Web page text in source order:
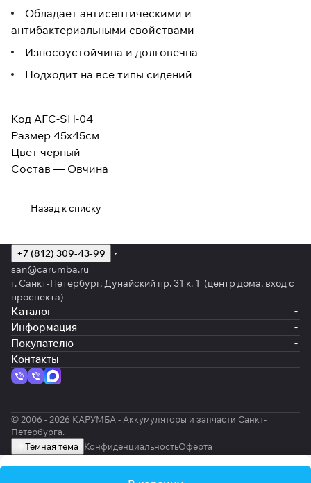
Обладает антисептическими и
антибактериальными свойствами
Износоустойчива и долговечна
Подходит на все типы сидений
Код AFC-SH-04
Размер 45х45см
Цвет черный
Состав — Овчина
Назад к списку
+7 (812) 309-43-99
san@carumba.ru
г. Санкт-Петербург, Дунайский пр. 31 к. 1 (центр дома, вход с
проспекта)
Каталог
Информация
Покупателю
Контакты
© 2006 - 2026 КАРУМБА - Аккумуляторы и запчасти Санкт-
Петербурга.
Темная тема
КонфиденциальностьОферта